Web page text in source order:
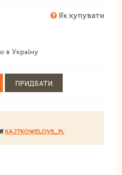
Як купувати
в Україну
ПРИДБАТИ
KAJTKOWELOVE_PL